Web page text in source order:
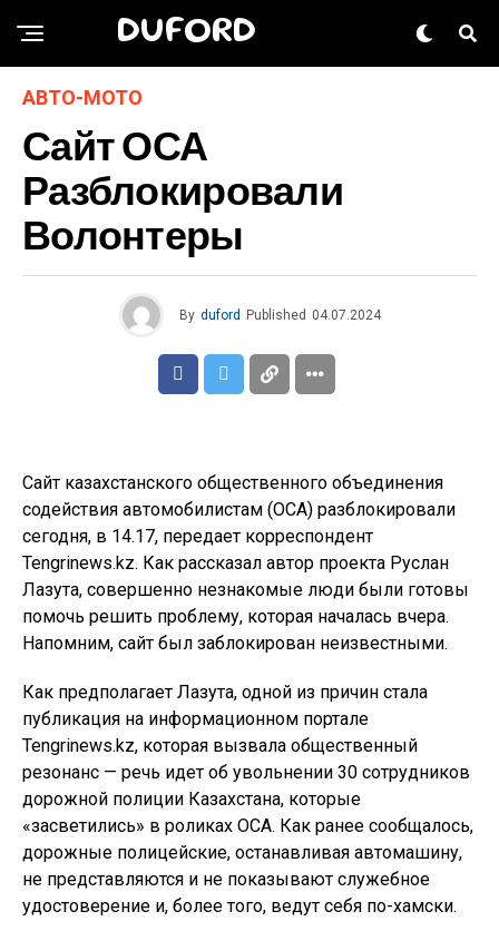
DUFORD
АВТО-МОТО
Сайт ОСА
Разблокировали
Волонтеры
By duford Published 04.07.2024
Сайт казахстанского общественного объединения
содействия автомобилистам (ОСА) разблокировали
сегодня, в 14.17, передает корреспондент
Tengrinews.kz. Как рассказал автор проекта Руслан
Лазута, совершенно незнакомые люди были готовы
помочь решить проблему, которая началась вчера.
Напомним, сайт был заблокирован неизвестными.
Как предполагает Лазута, одной из причин стала
публикация на информационном портале
Tengrinews.kz, которая вызвала общественный
резонанс — речь идет об увольнении 30 сотрудников
дорожной полиции Казахстана, которые
«засветились» в роликах ОСА. Как ранее сообщалось,
дорожные полицейские, останавливая автомашину,
не представляются и не показывают служебное
удостоверение и, более того, ведут себя по-хамски.